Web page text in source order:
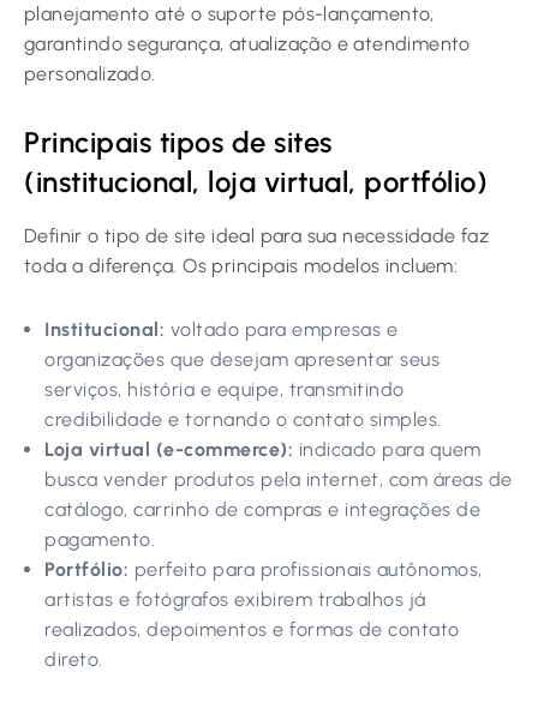
planejamento até o suporte pós-lançamento,
garantindo segurança, atualização e atendimento
personalizado.
Principais tipos de sites
(institucional, loja virtual, portfólio)
Definir o tipo de site ideal para sua necessidade faz
toda a diferença. Os principais modelos incluem:
Institucional: voltado para empresas e
organizações que desejam apresentar seus
serviços, história e equipe, transmitindo
credibilidade e tornando o contato simples.
Loja virtual (e-commerce): indicado para quem
busca vender produtos pela internet, com áreas de
catálogo, carrinho de compras e integrações de
pagamento.
Portfólio: perfeito para profissionais autônomos,
artistas e fotógrafos exibirem trabalhos já
realizados, depoimentos e formas de contato
direto.